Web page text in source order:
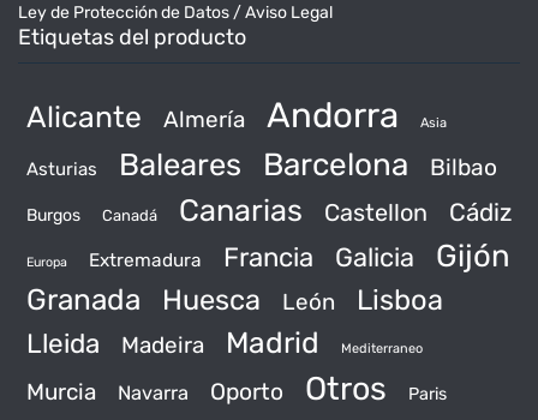
Ley de Protección de Datos / Aviso Legal
Etiquetas del producto
Alicante Almería Andorra Asia
Asturias Baleares Barcelona Bilbao
Burgos Canadá Canarias Castellon Cádiz
Europa Extremadura Francia Galicia Gijón
Granada Huesca León Lisboa
Lleida Madeira Madrid Mediterraneo
Murcia Navarra Oporto Otros Paris